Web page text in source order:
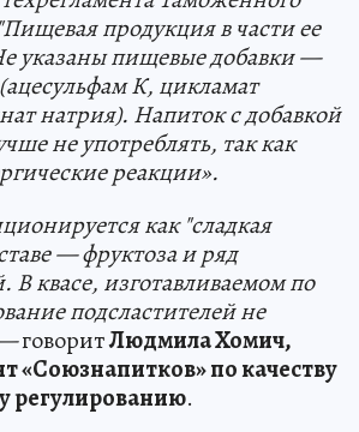
продукция в части ее
указаны пищевые добавки —
К, цикламат
натрия). Напиток с добавкой
не употреблять, так как
реакции».
как "сладкая
— фруктоза и ряд
В квасе, изготавливаемом по
подсластителей не
говоритЛюдмила Хомич,
«Союзнапитков» по качеству
регулированию.